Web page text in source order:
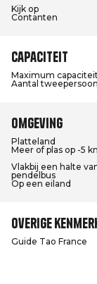
Kijk op
Contanten
Capaciteit
Maximum
Aantal
Omgeving
Platteland
Meer of plas op -5
Vlakbij een halte
pendelbus
Op een eiland
Overige
Guide Tao France